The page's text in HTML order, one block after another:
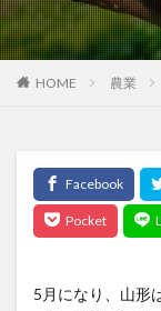
HOME 農業
5月になり、山形